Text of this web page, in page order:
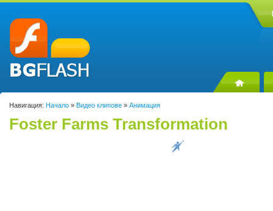
Навигация: Начало » Видео клипове » Анимация
Foster Farms Transformation